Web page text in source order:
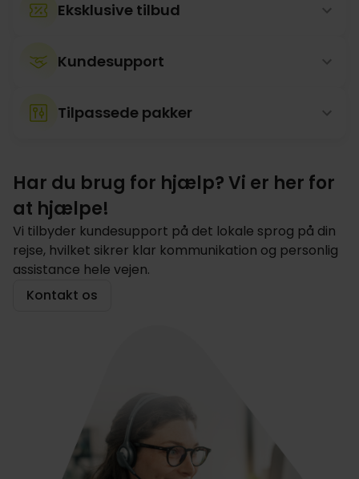
Eksklusive tilbud
Kundesupport
Tilpassede pakker
Har du brug for hjælp? Vi er her for
at hjælpe!
Vi tilbyder kundesupport på det lokale sprog på din
rejse, hvilket sikrer klar kommunikation og personlig
assistance hele vejen.
Kontakt os